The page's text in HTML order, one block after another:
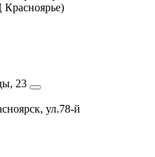
23
ул.78-й